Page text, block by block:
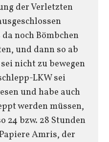
der Verletzten
noch Bömbchen
und dann so ab
nicht zu bewegen
LKW sei
und habe auch
werden müssen,
24 bzw. 28 Stunden
Amris, der